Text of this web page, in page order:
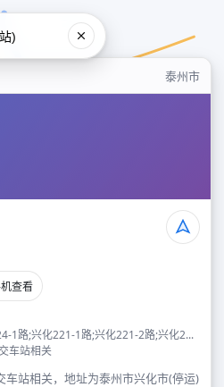
泰州市
查看
1路;兴化221-1路;兴化221-2路;兴化2...
车站相关
车站相关，地址为泰州市兴化市(停运)